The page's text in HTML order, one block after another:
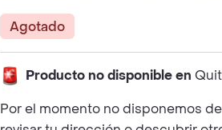
Agotado
Producto no disponible en
Por el momento no disponemos